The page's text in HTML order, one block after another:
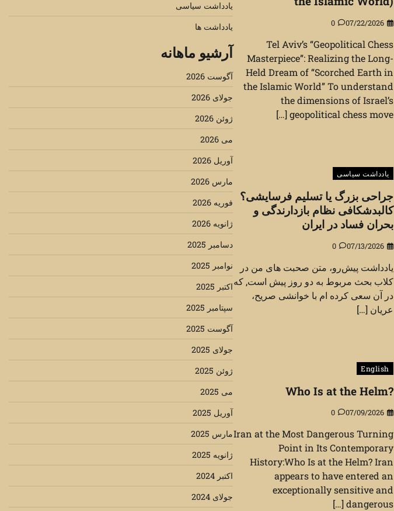
07/22/2026
0
Tel Aviv’s “Geopolitical Chess
Masterpiece”: Realizing the Long-
Held Dream of “Scorched Earth in
the Islamic World” To understand
the dimensions of Israel’s
geopolitical chess move […]
یادداشت سیاسی
جراحی بزرگ یا تسلیم فرسایشی؟
کالبدشکافی نظام بازدارندگی و
بحران فساد در ایران
07/13/2026
0
یادداشت پیش‌رو، متن صحبت های من در
کلاب بحث مربوط به دو روز پیش است, که
در آن سعی کرده ام با خوانشی صریح،
عریان […]
English
Who Is at the Helm?
07/09/2026
0
Iran at the Most Dangerous Turning
Point in Its Contemporary
History:Who Is at the Helm? Iran
appears to have entered an
exceptionally sensitive and
dangerous […]
یادداشت سیاسی
یادداشت ها
آرشیو ماهانه
آگوست 2026
جولای 2026
ژوئن 2026
می 2026
آوریل 2026
مارس 2026
فوریه 2026
ژانویه 2026
دسامبر 2025
نوامبر 2025
اکتبر 2025
سپتامبر 2025
آگوست 2025
جولای 2025
ژوئن 2025
می 2025
آوریل 2025
مارس 2025
ژانویه 2025
اکتبر 2024
جولای 2024